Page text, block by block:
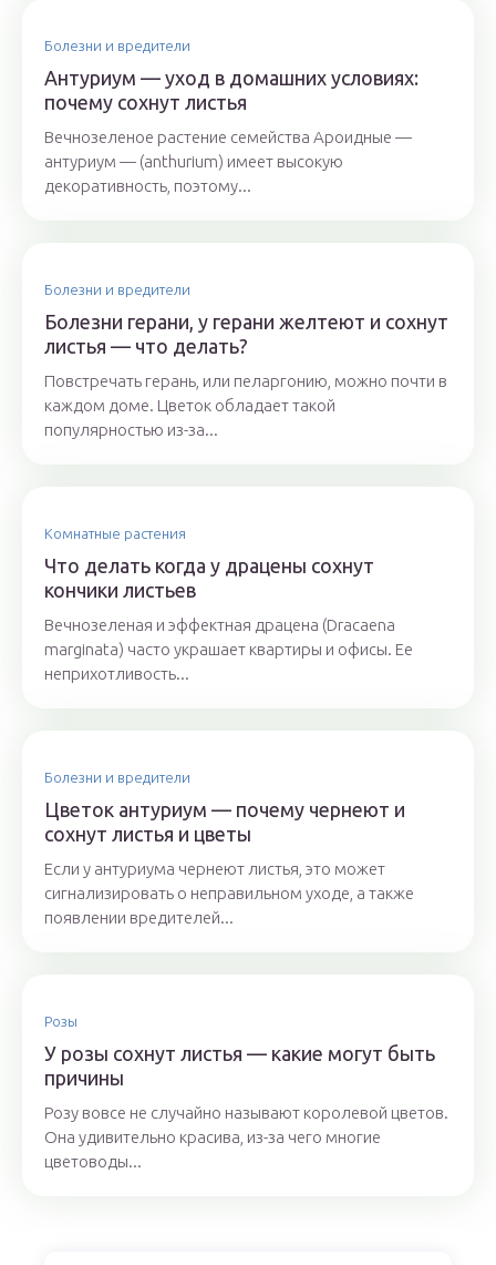
Болезни и вредители
Антуриум — уход в домашних условиях:
почему сохнут листья
Вечнозеленое растение семейства Ароидные —
антуриум — (anthurium) имеет высокую
декоративность, поэтому...
Болезни и вредители
Болезни герани, у герани желтеют и сохнут
листья — что делать?
Повстречать герань, или пеларгонию, можно почти в
каждом доме. Цветок обладает такой
популярностью из-за...
Комнатные растения
Что делать когда у драцены сохнут
кончики листьев
Вечнозеленая и эффектная драцена (Dracaena
marginata) часто украшает квартиры и офисы. Ее
неприхотливость...
Болезни и вредители
Цветок антуриум — почему чернеют и
сохнут листья и цветы
Если у антуриума чернеют листья, это может
сигнализировать о неправильном уходе, а также
появлении вредителей...
Розы
У розы сохнут листья — какие могут быть
причины
Розу вовсе не случайно называют королевой цветов.
Она удивительно красива, из-за чего многие
цветоводы...